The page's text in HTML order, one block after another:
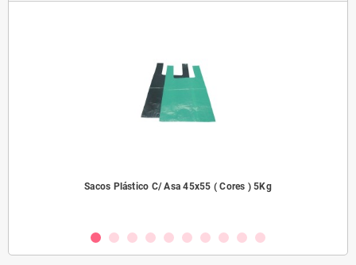
Sacos Plástico C/ Asa 45x55 ( Cores ) 5Kg